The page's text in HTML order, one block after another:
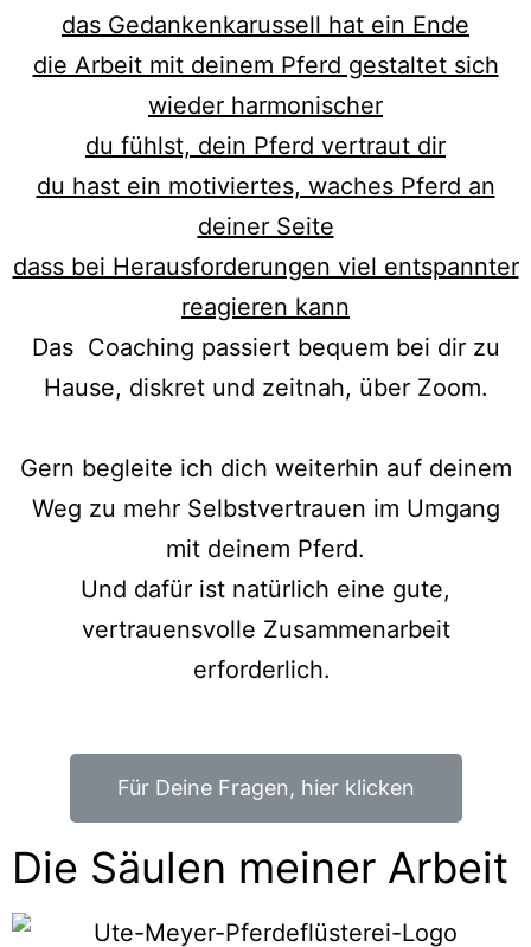
das Gedankenkarussell hat ein Ende
die Arbeit mit deinem Pferd gestaltet sich
wieder harmonischer
du fühlst, dein Pferd vertraut dir
du hast ein motiviertes, waches Pferd an
deiner Seite
dass bei Herausforderungen viel entspannter
reagieren kann
Das Coaching passiert bequem bei dir zu
Hause, diskret und zeitnah, über Zoom.
Gern begleite ich dich weiterhin auf deinem
Weg zu mehr Selbstvertrauen im Umgang
mit deinem Pferd.
Und dafür ist natürlich eine gute,
vertrauensvolle Zusammenarbeit
erforderlich.
Für Deine Fragen, hier klicken
Die Säulen meiner Arbeit